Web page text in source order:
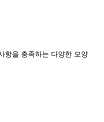
항을 충족하는 다양한 모양